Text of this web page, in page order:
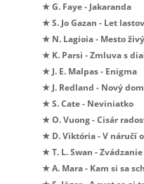
★ G. Faye - Jakaranda
★ S. Jo Gazan - Let
★ N. Lagioia - Mesto
★ K. Parsi - Zmluva s
★ J. E. Malpas - Enigma
★ J. Redland - Nový
★ S. Cate - Neviniatko
★ O. Vuong - Cisár
★ D. Viktória - V náručí
★ T. L. Swan - Zvádzanie
★ A. Mara - Kam si sa